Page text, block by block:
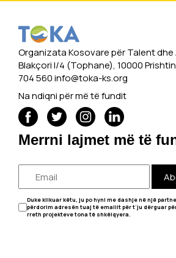
Organizata Kosovare për Talent dhe
Blakçori I/4 (Tophane), 10000
704 560info@toka-ks.org
Na ndiqni për më të fundit
Merrni lajmet më të
Duke klikuar këtu, ju po hyni me dashje në një
përdorim adresën tuaj të emailit për t'ju dërguar
rreth projekteve tona të shkëlqyera.